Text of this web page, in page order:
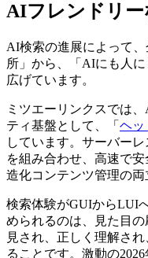
AIフレンドリー
AI検索の進展によって
所」から、「AIにも人
広げています。
ミツエーリンクスでは
ティ基盤として、「 ヘッ
しています。サーバー
を組み合わせ、高速で
造化コンテンツ管理の両
検索体験がGUIからLUI
められるのは、見た目
見され、正しく理解さ
ることです。激動の